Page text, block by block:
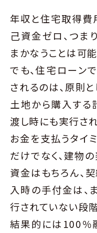
年収と住宅取得費
己資金ゼロ、つ
まかなうことは可能
でも、住宅ローン
されるのは、原則
土地から購入する
渡し時にも実行され
お金を支払うタイ
だけでなく、建物
資金はもちろん、
入時の手付金は、
行されていない段
結果的には100％